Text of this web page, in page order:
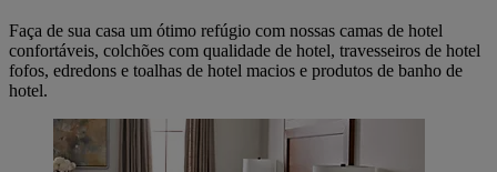
Faça de sua casa um ótimo refúgio com nossas camas de hotel
confortáveis, colchões com qualidade de hotel, travesseiros de hotel
fofos, edredons e toalhas de hotel macios e produtos de banho de
hotel.